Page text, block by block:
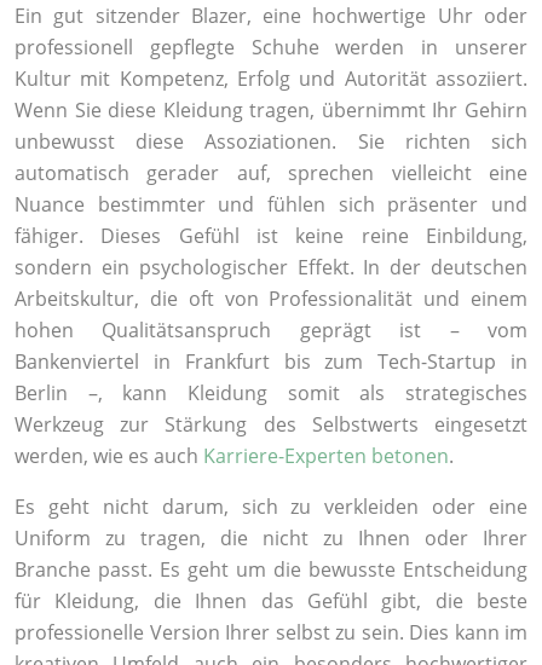
Ein gut sitzender Blazer, eine hochwertige Uhr oder
professionell gepflegte Schuhe werden in unserer
Kultur mit Kompetenz, Erfolg und Autorität assoziiert.
Wenn Sie diese Kleidung tragen, übernimmt Ihr Gehirn
unbewusst diese Assoziationen. Sie richten sich
automatisch gerader auf, sprechen vielleicht eine
Nuance bestimmter und fühlen sich präsenter und
fähiger. Dieses Gefühl ist keine reine Einbildung,
sondern ein psychologischer Effekt. In der deutschen
Arbeitskultur, die oft von Professionalität und einem
hohen Qualitätsanspruch geprägt ist – vom
Bankenviertel in Frankfurt bis zum Tech-Startup in
Berlin –, kann Kleidung somit als strategisches
Werkzeug zur Stärkung des Selbstwerts eingesetzt
werden, wie es auch Karriere-Experten betonen.
Es geht nicht darum, sich zu verkleiden oder eine
Uniform zu tragen, die nicht zu Ihnen oder Ihrer
Branche passt. Es geht um die bewusste Entscheidung
für Kleidung, die Ihnen das Gefühl gibt, die beste
professionelle Version Ihrer selbst zu sein. Dies kann im